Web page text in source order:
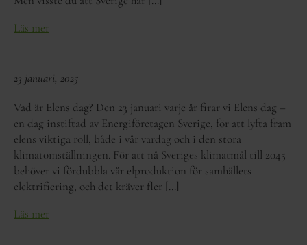
Läs mer
23 januari, 2025
Vad är Elens dag? Den 23 januari varje år firar vi Elens dag –
en dag instiftad av Energiföretagen Sverige, för att lyfta fram
elens viktiga roll, både i vår vardag och i den stora
klimatomställningen. För att nå Sveriges klimatmål till 2045
behöver vi fördubbla vår elproduktion för samhällets
elektrifiering, och det kräver fler […]
Läs mer